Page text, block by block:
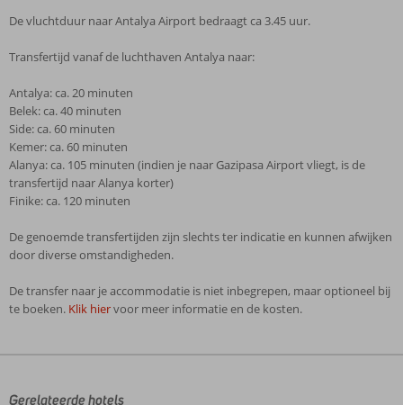
De vluchtduur naar Antalya Airport bedraagt ca 3.45 uur.
Transfertijd vanaf de luchthaven Antalya naar:
Antalya: ca. 20 minuten
Belek: ca. 40 minuten
Side: ca. 60 minuten
Kemer: ca. 60 minuten
Alanya: ca. 105 minuten (indien je naar Gazipasa Airport vliegt, is de
transfertijd naar Alanya korter)
Finike: ca. 120 minuten
De genoemde transfertijden zijn slechts ter indicatie en kunnen afwijken
door diverse omstandigheden.
De transfer naar je accommodatie is niet inbegrepen, maar optioneel bij
te boeken. Klik hiervoor meer informatie en de kosten.
door
Gerelateerde hotels